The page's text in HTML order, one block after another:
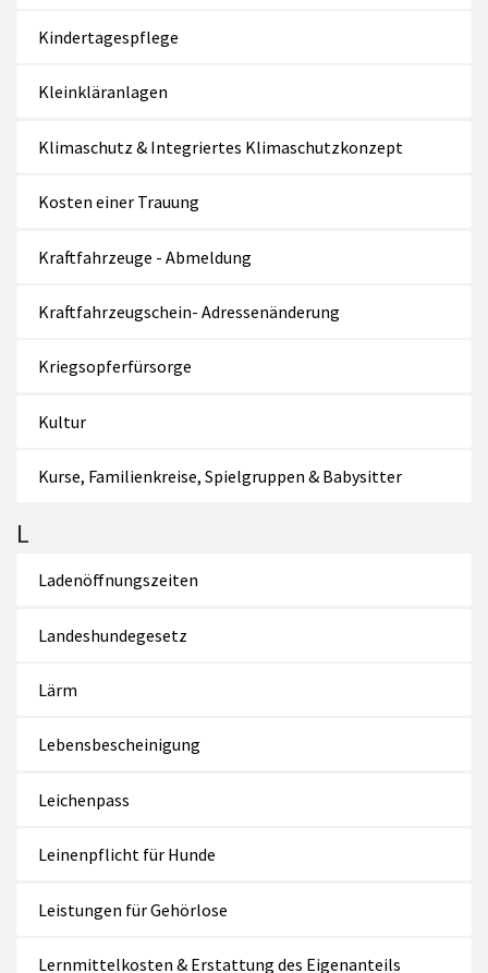
Kindertagespflege
Kleinkläranlagen
Klimaschutz & Integriertes Klimaschutzkonzept
Kosten einer Trauung
Kraftfahrzeuge - Abmeldung
Kraftfahrzeugschein- Adressenänderung
Kriegsopferfürsorge
Kultur
Kurse, Familienkreise, Spielgruppen & Babysitter
L
Ladenöffnungszeiten
Landeshundegesetz
Lärm
Lebensbescheinigung
Leichenpass
Leinenpflicht für Hunde
Leistungen für Gehörlose
Lernmittelkosten & Erstattung des Eigenanteils